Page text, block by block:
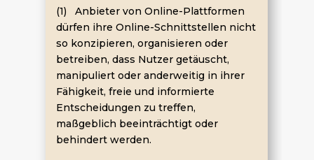
(1) Anbieter von Online-Plattformen
dürfen ihre Online-Schnittstellen nicht
so konzipieren, organisieren oder
betreiben, dass Nutzer getäuscht,
manipuliert oder anderweitig in ihrer
Fähigkeit, freie und informierte
Entscheidungen zu treffen,
maßgeblich beeinträchtigt oder
behindert werden.